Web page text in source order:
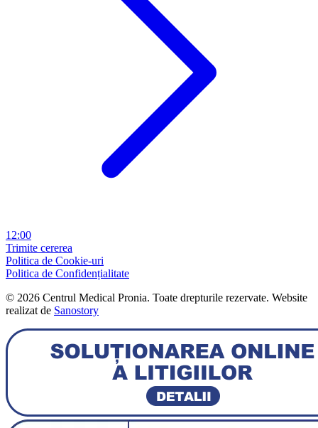
12:00
Trimite cererea
Politica de Cookie-uri
Politica de Confidențialitate
© 2026 Centrul Medical Pronia. Toate drepturile rezervate. Website
realizat de Sanostory